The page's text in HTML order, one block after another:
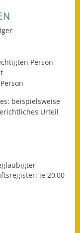
Person,
beispielsweise
Urteil
je 20,00